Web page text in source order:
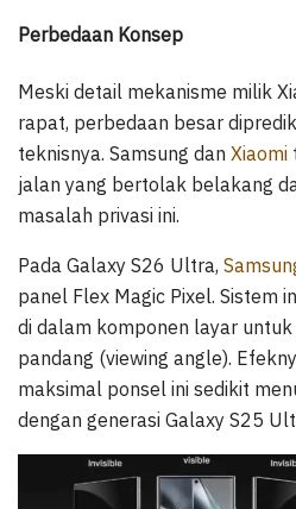
Perbedaan Konsep
Meski detail mekanisme milik
rapat, perbedaan besar
teknisnya. Samsung dan Xiaomi
jalan yang bertolak belakang
masalah privasi ini.
Pada Galaxy S26 Ultra,
panel Flex Magic Pixel. Sistem
di dalam komponen layar
pandang (viewing angle).
maksimal ponsel ini sedikit
dengan generasi Galaxy S25